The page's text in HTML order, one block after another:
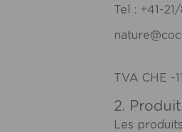
Tel : +41-21/
TVA CHE -
2.
Les